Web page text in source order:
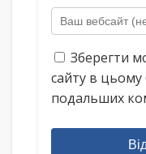
Зберегти
сайту в цьому
подальших